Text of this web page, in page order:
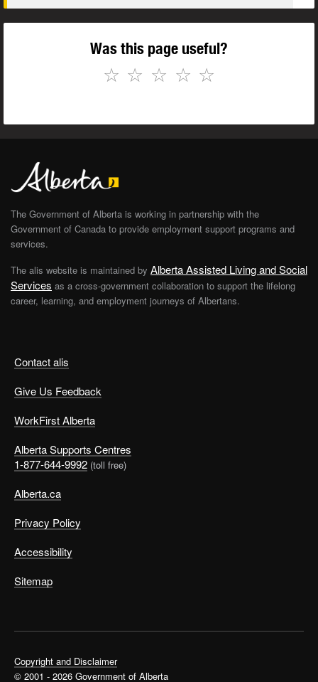
Was this page useful?
☆
☆
☆
☆
☆
Contact alis
Give Us Feedback
WorkFirst Alberta
Alberta Supports Centres
1-877-644-9992 (toll free)
Alberta.ca
Privacy Policy
Accessibility
Sitemap
The Government of Alberta is working in partnership with the
Government of Canada to provide employment support programs and
services.
The alis website is maintained by Alberta Assisted Living and Social
Services as a cross-government collaboration to support the lifelong
career, learning, and employment journeys of Albertans.
Copyright and Disclaimer
© 2001 - 2026 Government of Alberta